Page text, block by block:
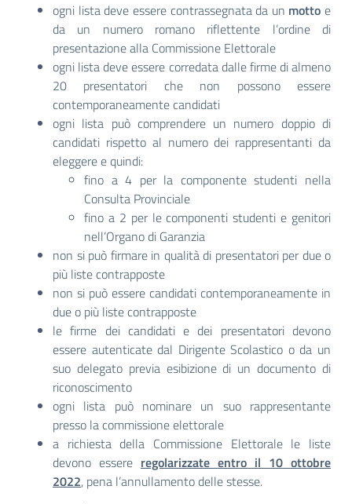
ogni lista deve essere contrassegnata da un motto e
da un numero romano riflettente l’ordine di
presentazione alla Commissione Elettorale
ogni lista deve essere corredata dalle firme di almeno
20 presentatori che non possono essere
contemporaneamente candidati
ogni lista può comprendere un numero doppio di
candidati rispetto al numero dei rappresentanti da
eleggere e quindi:
fino a 4 per la componente studenti nella
Consulta Provinciale
fino a 2 per le componenti studenti e genitori
nell’Organo di Garanzia
non si può firmare in qualità di presentatori per due o
più liste contrapposte
non si può essere candidati contemporaneamente in
due o più liste contrapposte
le firme dei candidati e dei presentatori devono
essere autenticate dal Dirigente Scolastico o da un
suo delegato previa esibizione di un documento di
riconoscimento
ogni lista può nominare un suo rappresentante
presso la commissione elettorale
a richiesta della Commissione Elettorale le liste
devono essere regolarizzate entro il 10 ottobre
2022, pena l’annullamento delle stesse.